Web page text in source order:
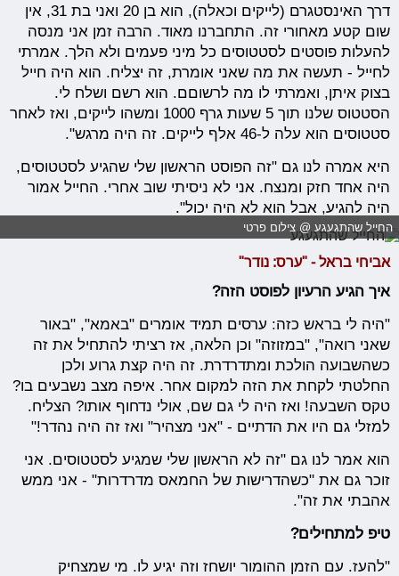
דרך האינסטגרם (לייקים וכאלה), הוא בן 20 ואני בת 31, אין
שום קטע מאחורי זה. התחברנו מאוד. הרבה זמן אני מנסה
להעלות פוסטים לסטטוסים כל מיני פעמים ולא הלך. אמרתי
לחייל - תעשה את מה שאני אומרת, זה יצליח. הוא היה חייל
בצוק איתן, ואמרתי לו מה לרשוםם. הוא רשם ושלח לי.
הסטטוס שלנו תוך 5 שעות גרף 1000 ומשהו לייקים, ואז לאחר
סטטוסים הוא עלה ל-46 אלף לייקים. זה היה מרגש".
היא אמרה לנו גם "זה הפוסט הראשון שלי שהגיע לסטטוסים,
היה אחד חזק ומנצח. אני לא ניסיתי שוב אחרי. החייל אמור
היה להגיע, אבל הוא לא היה יכול".
החייל שהתגעגע @ צילום פרטי
אביחי בראל - "ערס: נודר"
איך הגיע הרעיון לפוסט הזה?
"היה לי בראש כזה: ערסים תמיד אומרים "באמא", "באור
שאני רואה", "במזוזה" וכן הלאה, אז רציתי להתחיל את זה
כשהשבועה הולכת ומתדרדרת. זה היה קצת גרוע ולכן
החלטתי לקחת את הזה למקום אחר. איפה מצב נשבעים בו?
טקס השבעה! ואז היה לי גם שם, אולי נדחוף אותו? הצליח.
למזלי גם היו את הדתיים - "אני מצהיר" ואז זה היה נהדר!"
הוא אמר לנו גם "זה לא הראשון שלי שמגיע לסטטוסים. אני
זוכר גם את "כשהדרישות של החמאס מדרדרות" - אני ממש
אהבתי את זה".
טיפ למתחילים?
"להעז. עם הזמן ההומור יושחז וזה יגיע לו. מי שמצחיק